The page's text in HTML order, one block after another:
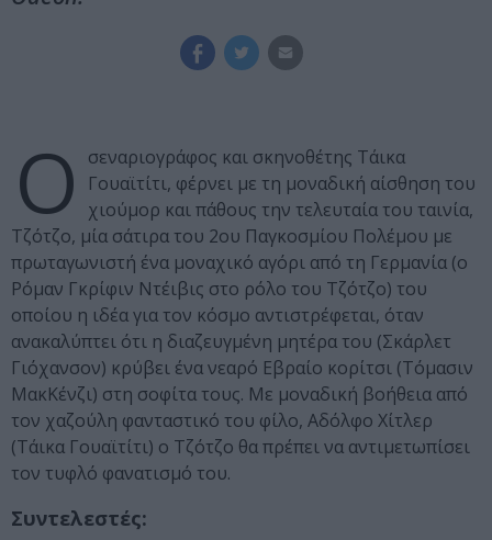
Ο
σεναριογράφος και σκηνοθέτης Τάικα
Γουαϊτίτι, φέρνει με τη μοναδική αίσθηση του
χιούμορ και πάθους την τελευταία του ταινία,
Τζότζο, μία σάτιρα του 2ου Παγκοσμίου Πολέμου με
πρωταγωνιστή ένα μοναχικό αγόρι από τη Γερμανία (ο
Ρόμαν Γκρίφιν Ντέιβις στο ρόλο του Τζότζο) του
οποίου η ιδέα για τον κόσμο αντιστρέφεται, όταν
ανακαλύπτει ότι η διαζευγμένη μητέρα του (Σκάρλετ
Γιόχανσον) κρύβει ένα νεαρό Εβραίο κορίτσι (Τόμασιν
ΜακΚένζι) στη σοφίτα τους. Με μοναδική βοήθεια από
τον χαζούλη φανταστικό του φίλο, Αδόλφο Χίτλερ
(Τάικα Γουαϊτίτι) ο Τζότζο θα πρέπει να αντιμετωπίσει
τον τυφλό φανατισμό του.
Συντελεστές: